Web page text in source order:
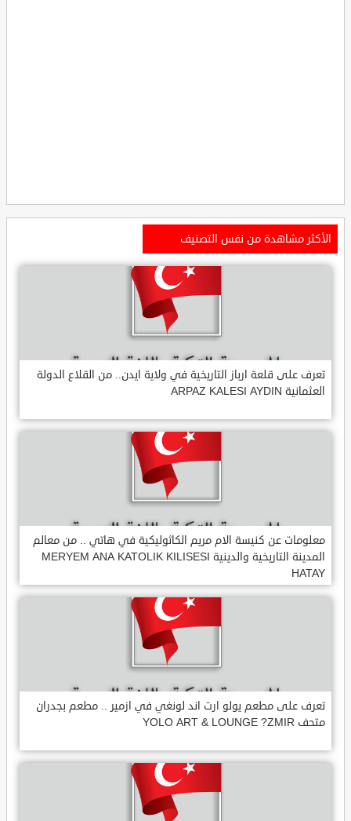
الأكثر مشاهدة من نفس التصنيف
تعرف على قلعة ارباز التاريخية في ولاية ايدن.. من القلاع الدولة
العثمانية ARPAZ KALESI AYDIN
معلومات عن كنيسة الام مريم الكاثوليكية في هاتي .. من معالم
المدينة التاريخية والدينية MERYEM ANA KATOLIK KILISESI
HATAY
تعرف على مطعم يولو ارت اند لونغي في ازمير .. مطعم بجدران
متحف YOLO ART & LOUNGE ?ZMIR